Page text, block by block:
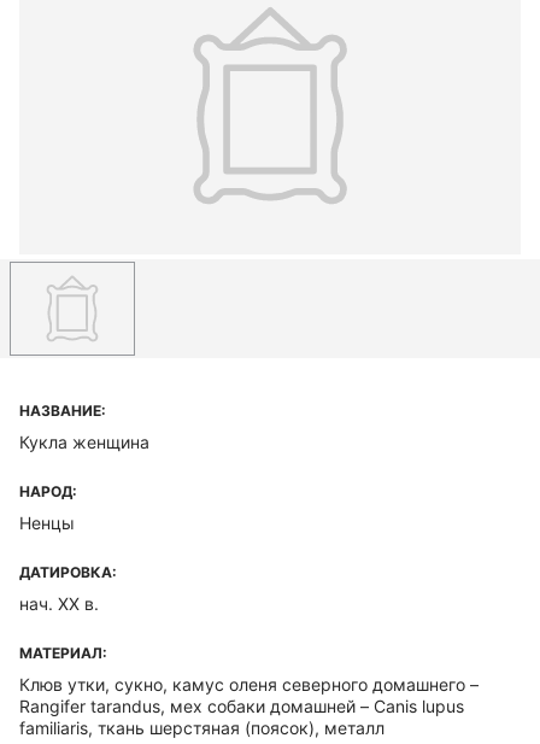
НАЗВАНИЕ:
Кукла женщина
НАРОД:
Ненцы
ДАТИРОВКА:
нач. ХХ в.
МАТЕРИАЛ:
Клюв утки, сукно, камус оленя северного домашнего –
Rangifer tarandus, мех собаки домашней – Canis lupus
familiaris, ткань шерстяная (поясок), металл